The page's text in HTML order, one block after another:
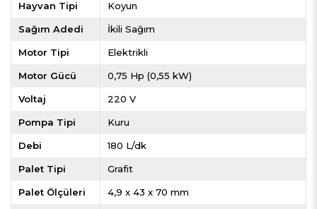
Hayvan Tipi Koyun
Sağım Adedi İkili Sağım
Motor Tipi Elektrikli
Motor Gücü 0,75 Hp (0,55 kW)
Voltaj 220 V
Pompa Tipi Kuru
Debi 180 L/dk
Palet Tipi Grafit
Palet Ölçüleri 4,9 x 43 x 70 mm